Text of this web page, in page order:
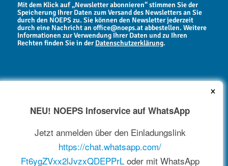
Mit dem Klick auf „Newsletter abonnieren“ stimmen Sie der
Speicherung Ihrer Daten zum Versand des Newsletters an Sie
durch den NOEPS zu. Sie können den Newsletter jederzeit
durch eine Nachricht an office@noeps.at abbestellen. Weitere
Informationen zur Verwendung Ihrer Daten und zu Ihren
Rechten finden Sie in derDatenschutzerklärung.
NEWSARCHIV
×
NEU! NOEPS Infoservice auf WhatsApp
Jetzt anmelden über den Einladungslink
https://chat.whatsapp.com/
Ft6ygZVxx2lJvzxQDEPPrLoder mit WhatsApp